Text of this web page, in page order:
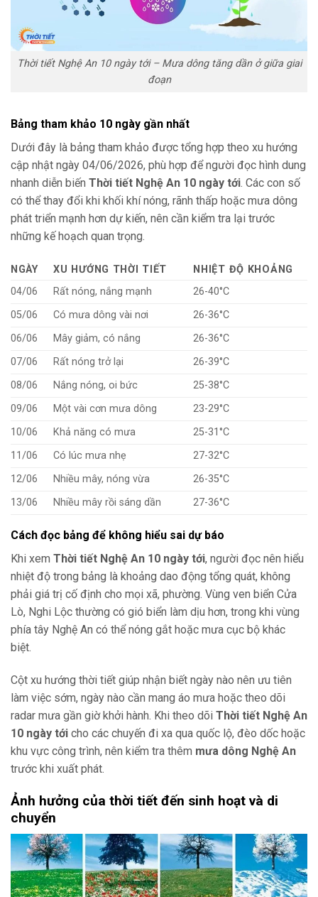
Thời tiết Nghệ An 10 ngày tới – Mưa dông tăng dần ở giữa giai
đoạn
Bảng tham khảo 10 ngày gần nhất
Dưới đây là bảng tham khảo được tổng hợp theo xu hướng
cập nhật ngày 04/06/2026, phù hợp để người đọc hình dung
nhanh diễn biến Thời tiết Nghệ An 10 ngày tới. Các con số
có thể thay đổi khi khối khí nóng, rãnh thấp hoặc mưa dông
phát triển mạnh hơn dự kiến, nên cần kiểm tra lại trước
những kế hoạch quan trọng.
NGÀY XU HƯỚNG THỜI TIẾT
NHIỆT ĐỘ KHOẢNG
04/06
Rất nóng, nắng mạnh
26-40°C
05/06
Có mưa dông vài nơi
26-36°C
06/06
Mây giảm, có nắng
26-36°C
07/06
Rất nóng trở lại
26-39°C
08/06
Nắng nóng, oi bức
25-38°C
09/06
Một vài cơn mưa dông
23-29°C
10/06
Khả năng có mưa
25-31°C
11/06
Có lúc mưa nhẹ
27-32°C
12/06
Nhiều mây, nóng vừa
26-35°C
13/06
Nhiều mây rồi sáng dần 27-36°C
Cách đọc bảng để không hiểu sai dự báo
Khi xem Thời tiết Nghệ An 10 ngày tới, người đọc nên hiểu
nhiệt độ trong bảng là khoảng dao động tổng quát, không
phải giá trị cố định cho mọi xã, phường. Vùng ven biển Cửa
Lò, Nghi Lộc thường có gió biển làm dịu hơn, trong khi vùng
phía tây Nghệ An có thể nóng gắt hoặc mưa cục bộ khác
biệt.
Cột xu hướng thời tiết giúp nhận biết ngày nào nên ưu tiên
làm việc sớm, ngày nào cần mang áo mưa hoặc theo dõi
radar mưa gần giờ khởi hành. Khi theo dõi Thời tiết Nghệ An
10 ngày tới cho các chuyến đi xa qua quốc lộ, đèo dốc hoặc
khu vực công trình, nên kiểm tra thêm mưa dông Nghệ An
trước khi xuất phát.
Ảnh hưởng của thời tiết đến sinh hoạt và di
chuyển